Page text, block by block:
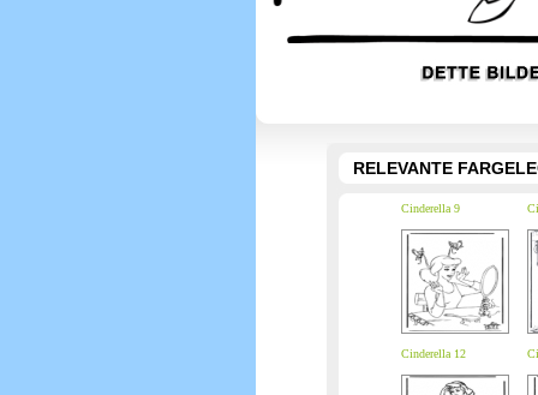
RELEVANTE
Cinderella 9
Cinderella 12